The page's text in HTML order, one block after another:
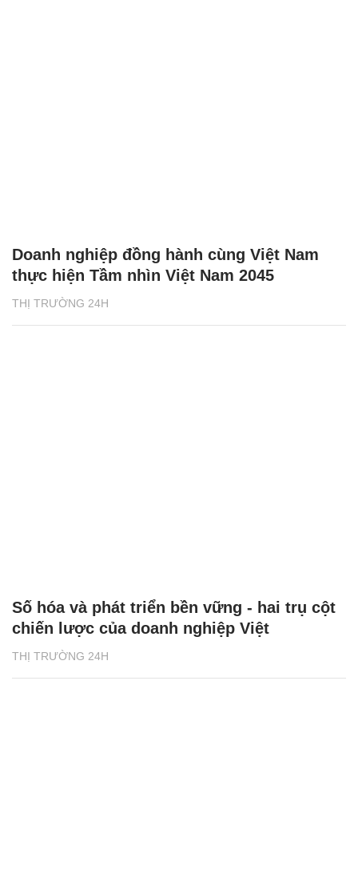
THỊ TRƯỜNG 24H
Doanh nghiệp đồng hành cùng Việt Nam
thực hiện Tầm nhìn Việt Nam 2045
THỊ TRƯỜNG 24H
Số hóa và phát triển bền vững - hai trụ cột
chiến lược của doanh nghiệp Việt